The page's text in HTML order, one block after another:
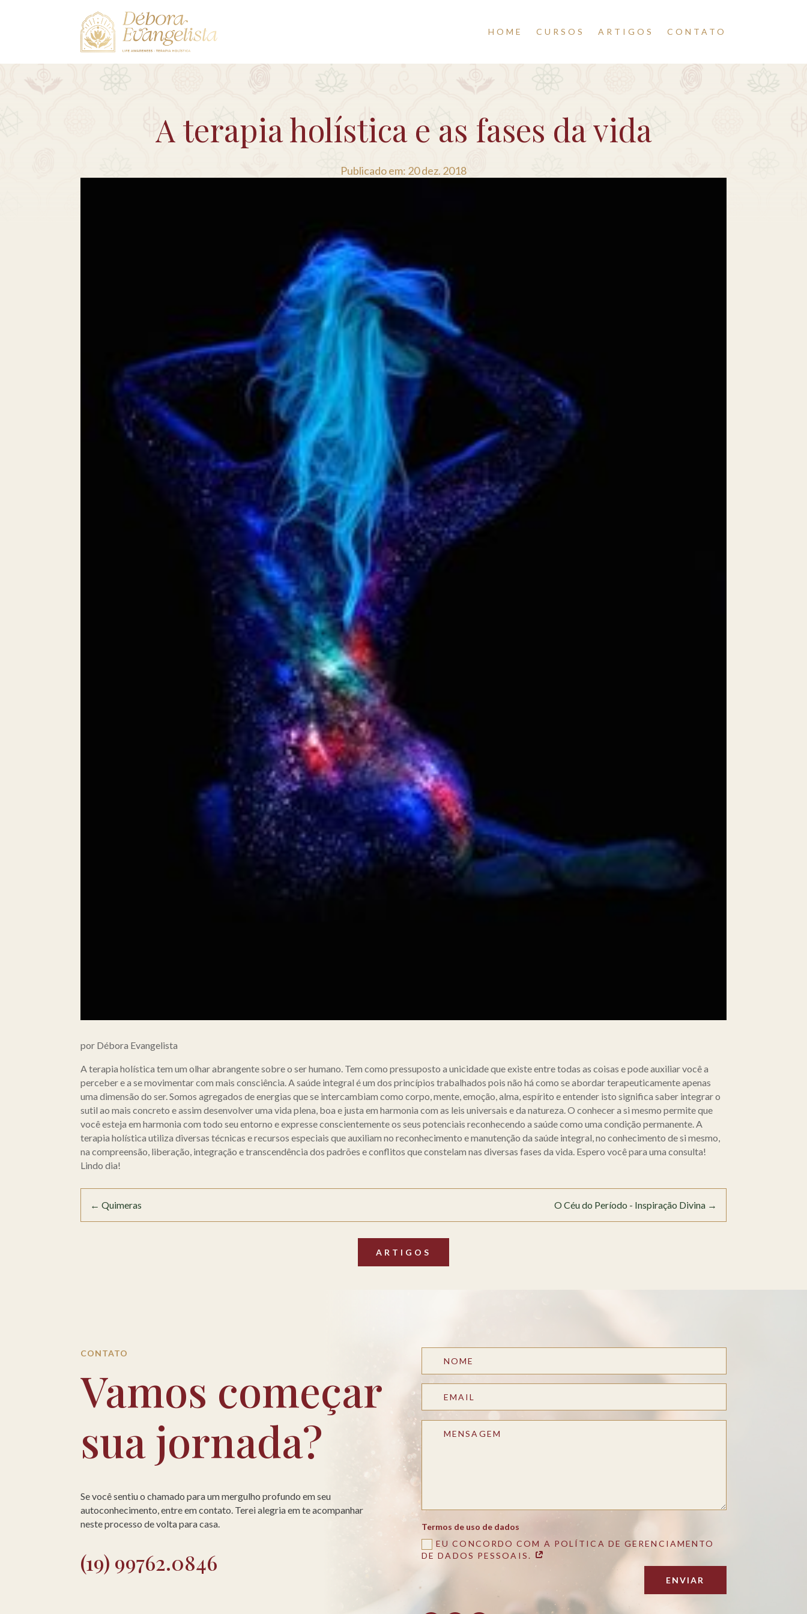
HOME CURSOS ARTIGOS CONTATO
A terapia holística e as fases da vida
Publicado em: 20 dez. 2018
por Débora Evangelista
A terapia holística tem um olhar abrangente sobre o ser humano. Tem como pressuposto a unicidade que existe entre todas as coisas e pode auxiliar você a
perceber e a se movimentar com mais consciência. A saúde integral é um dos princípios trabalhados pois não há como se abordar terapeuticamente apenas
uma dimensão do ser. Somos agregados de energias que se intercambiam como corpo, mente, emoção, alma, espírito e entender isto significa saber integrar o
sutil ao mais concreto e assim desenvolver uma vida plena, boa e justa em harmonia com as leis universais e da natureza. O conhecer a si mesmo permite que
você esteja em harmonia com todo seu entorno e expresse conscientemente os seus potenciais reconhecendo a saúde como uma condição permanente. A
terapia holística utiliza diversas técnicas e recursos especiais que auxiliam no reconhecimento e manutenção da saúde integral, no conhecimento de si mesmo,
na compreensão, liberação, integração e transcendência dos padrões e conflitos que constelam nas diversas fases da vida. Espero você para uma consulta!
Lindo dia!
←Quimeras O Céu do Período - Inspiração Divina→
ARTIGOS
CONTATO
Vamos começar
sua jornada?
Se você sentiu o chamado para um mergulho profundo em seu
autoconhecimento, entre em contato. Terei alegria em te acompanhar
neste processo de volta para casa.
(19) 99762.0846
Termos de uso de dados
EU CONCORDO COM A POLÍTICA DE GERENCIAMENTO
DE DADOS PESSOAIS.
ENVIAR